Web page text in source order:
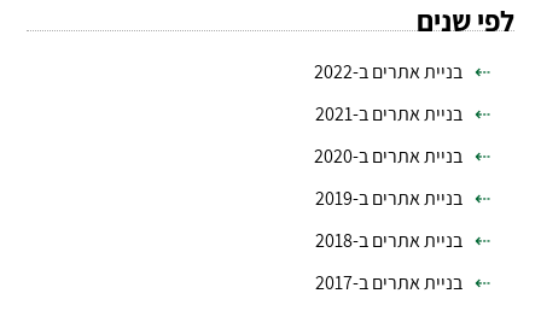
לפי שנים
בניית אתרים ב-2022
בניית אתרים ב-2021
בניית אתרים ב-2020
בניית אתרים ב-2019
בניית אתרים ב-2018
בניית אתרים ב-2017